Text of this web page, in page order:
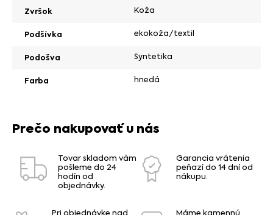
Zvršok Koža
Podšívka ekokoža/textil
Podošva Syntetika
Farba hnedá
Prečo nakupovať u nás
Tovar skladom vám
pošleme do 24
hodín od
objednávky.
Garancia vrátenia
peňazí do 14 dní od
nákupu.